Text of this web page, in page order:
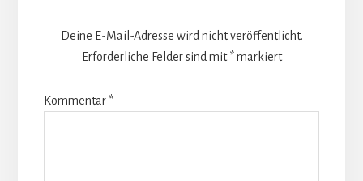
Deine E-Mail-Adresse wird nicht veröffentlicht.
Erforderliche Felder sind mit*markiert
Kommentar *